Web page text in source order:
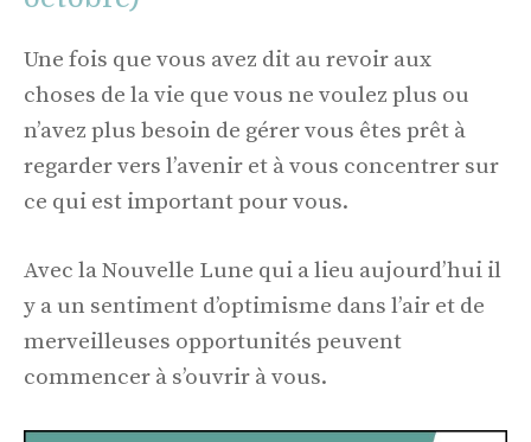
Une fois que vous avez dit au revoir aux
choses de la vie que vous ne voulez plus ou
n’avez plus besoin de gérer vous êtes prêt à
regarder vers l’avenir et à vous concentrer sur
ce qui est important pour vous.
Avec la Nouvelle Lune qui a lieu aujourd’hui il
y a un sentiment d’optimisme dans l’air et de
merveilleuses opportunités peuvent
commencer à s’ouvrir à vous.